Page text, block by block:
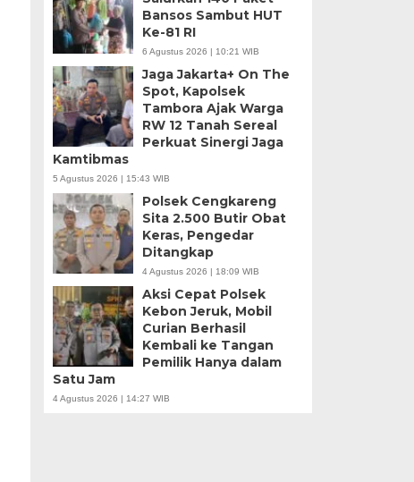
Bansos Sambut HUT
Ke-81 RI
6 Agustus 2026 | 10:21 WIB
Jaga Jakarta+ On The
Spot, Kapolsek
Tambora Ajak Warga
RW 12 Tanah Sereal
Perkuat Sinergi Jaga
Kamtibmas
5 Agustus 2026 | 15:43 WIB
Polsek Cengkareng
Sita 2.500 Butir Obat
Keras, Pengedar
Ditangkap
4 Agustus 2026 | 18:09 WIB
Aksi Cepat Polsek
Kebon Jeruk, Mobil
Curian Berhasil
Kembali ke Tangan
Pemilik Hanya dalam
Satu Jam
4 Agustus 2026 | 14:27 WIB